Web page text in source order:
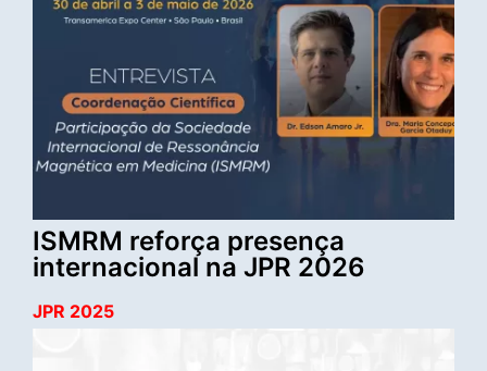
ISMRM reforça presença
internacional na JPR 2026
JPR 2025